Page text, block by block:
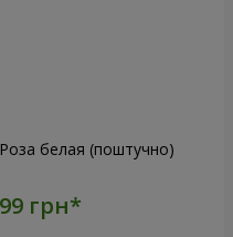
Роза белая (поштучно)